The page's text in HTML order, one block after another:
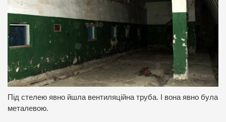
Під стелею явно йшла вентиляційна труба.
І вона явно була
металевою.